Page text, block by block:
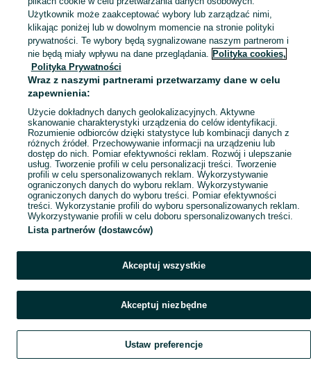
Szeroki wybór koszulek sportowych męskich Elbląg ▶️ Nowe i używane w atrakcyjnych cenach ✌ Przeglądaj i wybierz najlepszą ofertę na OLX.pl! Zobacz
Mapa kategorii
Mapa miejscowości
Mapa ministron
Szukaj Obserwujesz Dodaj Czat Konto
Użytkownik może zaakceptować wybory lub zarządzać nimi,
klikając poniżej lub w dowolnym momencie na stronie polityki
prywatności. Te wybory będą sygnalizowane naszym partnerom i
nie będą miały wpływu na dane przeglądania. Polityka cookies,
Polityka Prywatności
Wraz z naszymi partnerami przetwarzamy dane w celu
zapewnienia:
Użycie dokładnych danych geolokalizacyjnych. Aktywne
skanowanie charakterystyki urządzenia do celów identyfikacji.
Rozumienie odbiorców dzięki statystyce lub kombinacji danych z
różnych źródeł. Przechowywanie informacji na urządzeniu lub
dostęp do nich. Pomiar efektywności reklam. Rozwój i ulepszanie
usług. Tworzenie profili w celu personalizacji treści. Tworzenie
profili w celu spersonalizowanych reklam. Wykorzystywanie
ograniczonych danych do wyboru reklam. Wykorzystywanie
ograniczonych danych do wyboru treści. Pomiar efektywności
treści. Wykorzystanie profili do wyboru spersonalizowanych reklam.
Wykorzystywanie profili w celu doboru spersonalizowanych treści.
Lista partnerów (dostawców)
Akceptuj wszystkie
Akceptuj niezbędne
Ustaw preferencje